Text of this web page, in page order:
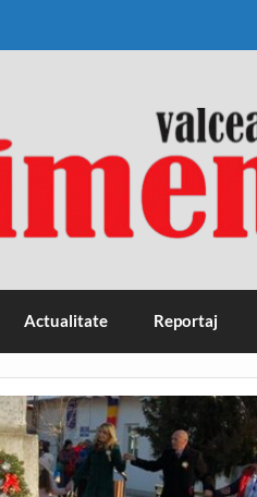
Actualitate Reportaj